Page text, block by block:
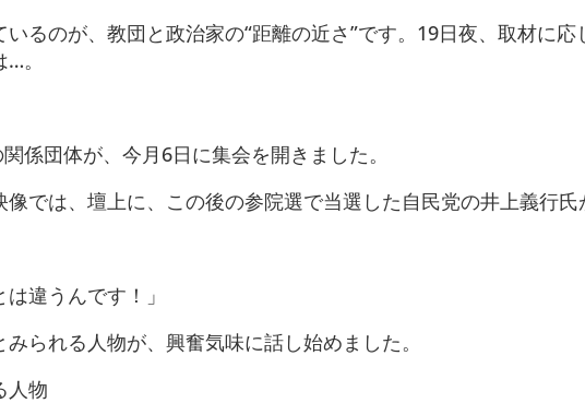
るのが、教団と政治家の“距離の近さ”です。19日夜、取材に応
。
係団体が、今月6日に集会を開きました。
では、壇上に、この後の参院選で当選した自民党の井上義行氏
違うんです！」
られる人物が、興奮気味に話し始めました。
人物